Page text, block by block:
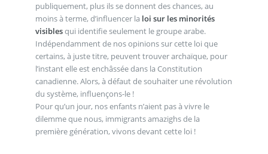
publiquement, plus ils se donnent des chances, au
moins à terme, d’influencer la loi sur les minorités
visiblesqui identifie seulement le groupe arabe.
Indépendamment de nos opinions sur cette loi que
certains, à juste titre, peuvent trouver archaïque, pour
l’instant elle est enchâssée dans la Constitution
canadienne. Alors, à défaut de souhaiter une révolution
du système, influençons-le !
Pour qu’un jour, nos enfants n’aient pas à vivre le
dilemme que nous, immigrants amazighs de la
première génération, vivons devant cette loi !